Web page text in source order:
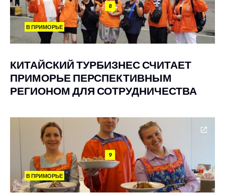
8
В ПРИМОРЬЕ
КИТАЙСКИЙ ТУРБИЗНЕС СЧИТАЕТ
ПРИМОРЬЕ ПЕРСПЕКТИВНЫМ
РЕГИОНОМ ДЛЯ СОТРУДНИЧЕСТВА
9
В ПРИМОРЬЕ